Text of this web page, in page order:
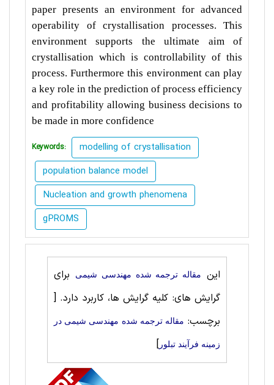
paper presents an environment for advanced
operability of crystallisation processes. This
environment supports the ultimate aim of
crystallisation which is controllability of this
process. Furthermore this environment can play
a key role in the prediction of process efficiency
and profitability allowing business decisions to
be made in more confidence
Keywords:
modelling of crystallisation
population balance model
Nucleation and growth phenomena
gPROMS
این مقاله ترجمه شده مهندسی شیمی
برای
گرایش های: کلیه گرایش ها، کاربرد دارد. [
برچسب: مقاله ترجمه شده مهندسی شیمی در
زمینه فرآیند تبلور ]